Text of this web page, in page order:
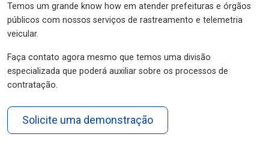
Temos um grande know how em atender prefeituras e órgãos
públicos com nossos serviços de rastreamento e telemetria
veicular.
Faça contato agora mesmo que temos uma divisão
especializada que poderá auxiliar sobre os processos de
contratação.
Solicite uma demonstração